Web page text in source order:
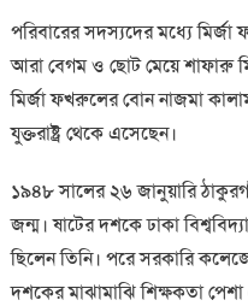
পরিবারের সদস্যদের মধ্যে মির্জা
আরা বেগম ও ছোট মেয়ে শাফারু
মির্জা ফখরুলের বোন নাজমা
যুক্তরাষ্ট্র থেকে এসেছেন।
১৯৪৮ সালের ২৬ জানুয়ারি
জন্ম। ষাটের দশকে ঢাকা
ছিলেন তিনি। পরে সরকারি
দশকের মাঝামাঝি শিক্ষকতা